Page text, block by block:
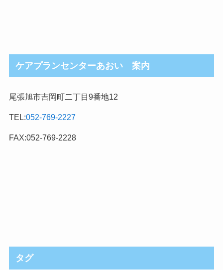
ケアプランセンターあおい 案内
尾張旭市吉岡町二丁目9番地12
TEL:052-769-2227
FAX:052-769-2228
タグ